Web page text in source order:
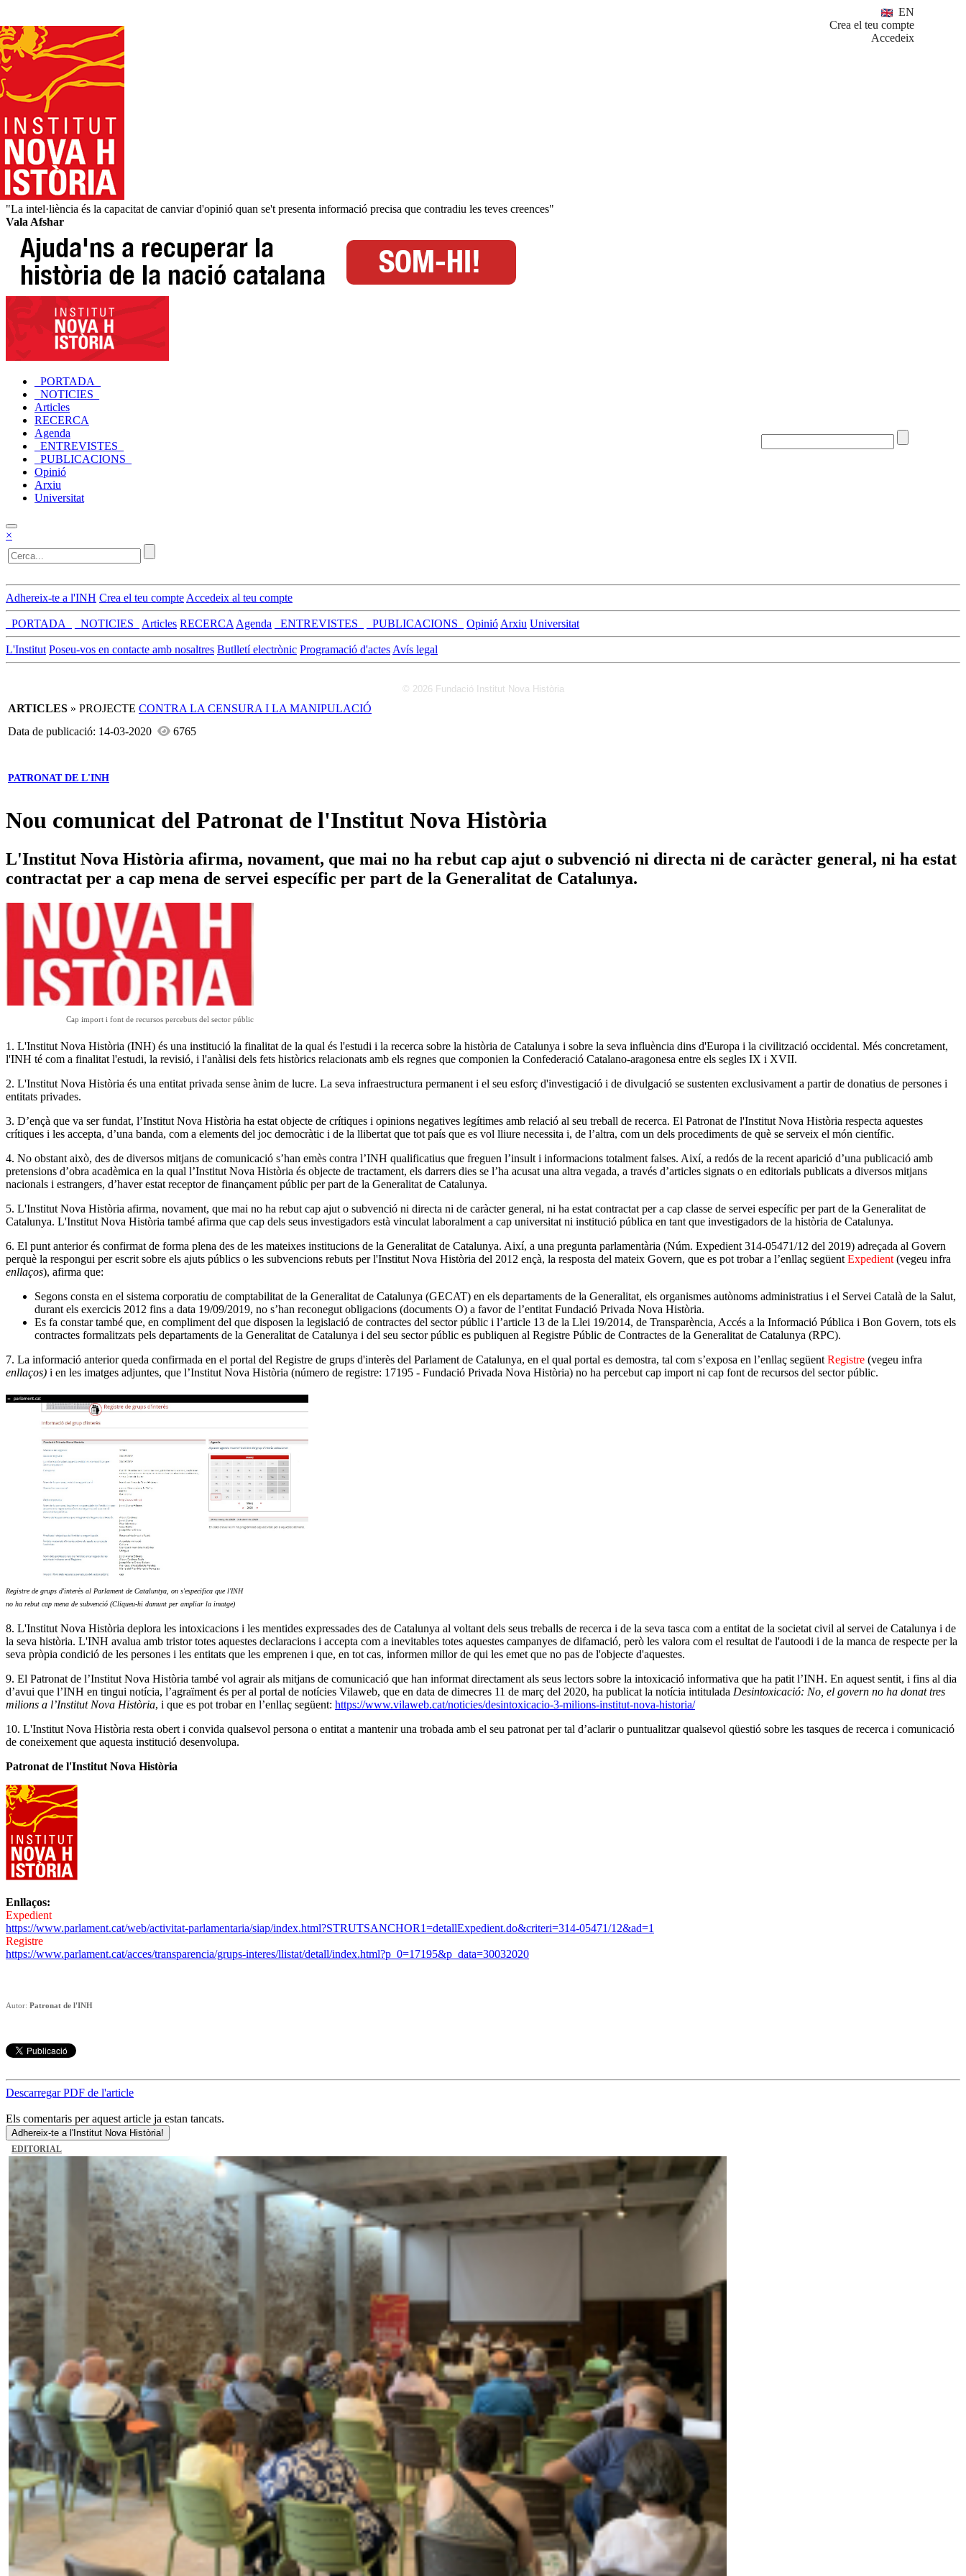
EN
Crea el teu compte
Accedeix
"La intel·liència és la capacitat de canviar d'opinió quan se't presenta informació precisa que contradiu les teves creences"
Vala Afshar
_PORTADA_
_NOTICIES_
Articles
RECERCA
Agenda
_ENTREVISTES_
_PUBLICACIONS_
Opinió
Arxiu
Universitat
×
Adhereix-te a l'INH Crea el teu compte Accedeix al teu compte
_PORTADA_ _NOTICIES_ Articles RECERCA Agenda _ENTREVISTES_ _PUBLICACIONS_ Opinió Arxiu Universitat
L'Institut Poseu-vos en contacte amb nosaltres Butlletí electrònic Programació d'actes Avís legal
© 2026 Fundació Institut Nova Història
ARTICLES » PROJECTE CONTRA LA CENSURA I LA MANIPULACIÓ
Data de publicació: 14-03-2020
6765
PATRONAT DE L'INH
Nou comunicat del Patronat de l'Institut Nova Història
L'Institut Nova Història afirma, novament, que mai no ha rebut cap ajut o subvenció ni directa ni de caràcter general, ni ha estat
contractat per a cap mena de servei específic per part de la Generalitat de Catalunya.
Cap import i font de recursos percebuts del sector públic
1. L'Institut Nova Història (INH) és una institució la finalitat de la qual és l'estudi i la recerca sobre la història de Catalunya i sobre la seva influència dins d'Europa i la civilització occidental. Més concretament,
l'INH té com a finalitat l'estudi, la revisió, i l'anàlisi dels fets històrics relacionats amb els regnes que componien la Confederació Catalano-aragonesa entre els segles IX i XVII.
2. L'Institut Nova Història és una entitat privada sense ànim de lucre. La seva infraestructura permanent i el seu esforç d'investigació i de divulgació se sustenten exclusivament a partir de donatius de persones i
entitats privades.
3. D’ençà que va ser fundat, l’Institut Nova Història ha estat objecte de crítiques i opinions negatives legítimes amb relació al seu treball de recerca. El Patronat de l'Institut Nova Història respecta aquestes
crítiques i les accepta, d’una banda, com a elements del joc democràtic i de la llibertat que tot país que es vol lliure necessita i, de l’altra, com un dels procediments de què se serveix el món científic.
4. No obstant això, des de diversos mitjans de comunicació s’han emès contra l’INH qualificatius que freguen l’insult i informacions totalment falses. Així, a redós de la recent aparició d’una publicació amb
pretensions d’obra acadèmica en la qual l’Institut Nova Història és objecte de tractament, els darrers dies se l’ha acusat una altra vegada, a través d’articles signats o en editorials publicats a diversos mitjans
nacionals i estrangers, d’haver estat receptor de finançament públic per part de la Generalitat de Catalunya.
5. L'Institut Nova Història afirma, novament, que mai no ha rebut cap ajut o subvenció ni directa ni de caràcter general, ni ha estat contractat per a cap classe de servei específic per part de la Generalitat de
Catalunya. L'Institut Nova Història també afirma que cap dels seus investigadors està vinculat laboralment a cap universitat ni institució pública en tant que investigadors de la història de Catalunya.
6. El punt anterior és confirmat de forma plena des de les mateixes institucions de la Generalitat de Catalunya. Així, a una pregunta parlamentària (Núm. Expedient 314-05471/12 del 2019) adreçada al Govern
perquè la respongui per escrit sobre els ajuts públics o les subvencions rebuts per l'Institut Nova Història del 2012 ençà, la resposta del mateix Govern, que es pot trobar a l’enllaç següent Expedient (vegeu infra
enllaços), afirma que:
Segons consta en el sistema corporatiu de comptabilitat de la Generalitat de Catalunya (GECAT) en els departaments de la Generalitat, els organismes autònoms administratius i el Servei Català de la Salut,
durant els exercicis 2012 fins a data 19/09/2019, no s’han reconegut obligacions (documents O) a favor de l’entitat Fundació Privada Nova Història.
Es fa constar també que, en compliment del que disposen la legislació de contractes del sector públic i l’article 13 de la Llei 19/2014, de Transparència, Accés a la Informació Pública i Bon Govern, tots els
contractes formalitzats pels departaments de la Generalitat de Catalunya i del seu sector públic es publiquen al Registre Públic de Contractes de la Generalitat de Catalunya (RPC).
7. La informació anterior queda confirmada en el portal del Registre de grups d'interès del Parlament de Catalunya, en el qual portal es demostra, tal com s’exposa en l’enllaç següent Registre (vegeu infra
enllaços) i en les imatges adjuntes, que l’Institut Nova Història (número de registre: 17195 - Fundació Privada Nova Història) no ha percebut cap import ni cap font de recursos del sector públic.
Registre de grups d'interès al Parlament de Cataluntya, on s'especifica que l'INH
no ha rebut cap mena de subvenció (Cliqueu-hi damunt per ampliar la imatge)
8. L'Institut Nova Història deplora les intoxicacions i les mentides expressades des de Catalunya al voltant dels seus treballs de recerca i de la seva tasca com a entitat de la societat civil al servei de Catalunya i de
la seva història. L'INH avalua amb tristor totes aquestes declaracions i accepta com a inevitables totes aquestes campanyes de difamació, però les valora com el resultat de l'autoodi i de la manca de respecte per la
seva pròpia condició de les persones i les entitats que les emprenen i que, en tot cas, informen millor de qui les emet que no pas de l'objecte d'aquestes.
9. El Patronat de l’Institut Nova Història també vol agrair als mitjans de comunicació que han informat directament als seus lectors sobre la intoxicació informativa que ha patit l’INH. En aquest sentit, i fins al dia
d’avui que l’INH en tingui notícia, l’agraïment és per al portal de notícies Vilaweb, que en data de dimecres 11 de març del 2020, ha publicat la notícia intitulada Desintoxicació: No, el govern no ha donat tres
milions a l’Institut Nova Història, i que es pot trobar en l’enllaç següent: https://www.vilaweb.cat/noticies/desintoxicacio-3-milions-institut-nova-historia/
10. L'Institut Nova Història resta obert i convida qualsevol persona o entitat a mantenir una trobada amb el seu patronat per tal d’aclarir o puntualitzar qualsevol qüestió sobre les tasques de recerca i comunicació
de coneixement que aquesta institució desenvolupa.
Patronat de l'Institut Nova Història
Enllaços:
Expedient
https://www.parlament.cat/web/activitat-parlamentaria/siap/index.html?STRUTSANCHOR1=detallExpedient.do&criteri=314-05471/12&ad=1
Registre
https://www.parlament.cat/acces/transparencia/grups-interes/llistat/detall/index.html?p_0=17195&p_data=30032020
Autor: Patronat de l'INH
Descarregar PDF de l'article
Els comentaris per aquest article ja estan tancats.
Adhereix-te a l'Institut Nova Història!
EDITORIAL